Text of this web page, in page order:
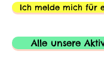
Ich melde mich für
Alle unsere